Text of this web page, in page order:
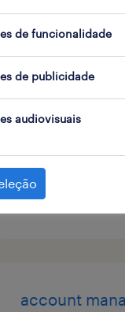
portugal,
publicado em 3
account
de funcionalidade
de publicidade
audiovisuais